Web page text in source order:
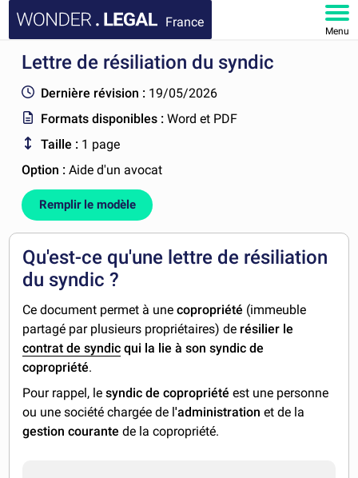
France
Menu
ACCUEIL
DOCUMENTS
FAQ
MON COMPTE
Lettre de résiliation du syndic
Dernière révision : 19/05/2026
Formats disponibles :Word et PDF
Taille : 1 page
Option :Aide d'un avocat
Remplir le modèle
Qu'est-ce qu'une lettre de résiliation
du syndic ?
Ce document permet à unecopropriété (immeuble
partagé par plusieurs propriétaires) de résilier le
contrat de syndic qui la lie à son syndic de
copropriété.
Pour rappel, lesyndic de copropriété est une personne
ou une société chargée de l'administration et de la
gestion courante de la copropriété.